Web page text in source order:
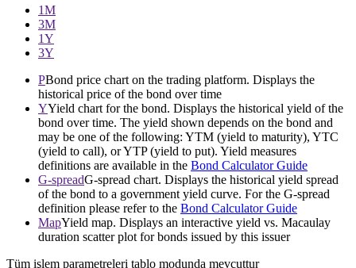
1М
3М
1Y
3Y
PBond price chart on the trading platform. Displays the
historical price of the bond over time
YYield chart for the bond. Displays the historical yield of the
bond over time. The yield shown depends on the bond and
may be one of the following: YTM (yield to maturity), YTC
(yield to call), or YTP (yield to put). Yield measures
definitions are available in the Bond Calculator Guide
G-spreadG-spread chart. Displays the historical yield spread
of the bond to a government yield curve. For the G-spread
definition please refer to the Bond Calculator Guide
MapYield map. Displays an interactive yield vs. Macaulay
duration scatter plot for bonds issued by this issuer
Tüm işlem parametreleri tablo modunda mevcuttur